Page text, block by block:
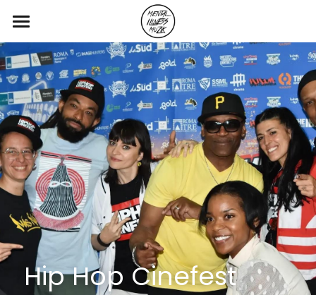
Blog
Servizi
Contatti
Blog & Articoli
POWERED BY
Hip Hop Cinefest